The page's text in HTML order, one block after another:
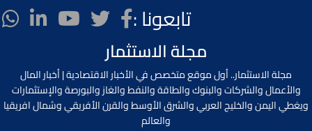
تابعونا :
مجلة الاستثمار
مجلة الاستثمار.. أول موقع متخصص في الأخبار الاقتصادية | أخبار المال
والأعمال والشركات والبنوك والطاقة والنفط والغاز والبورصة والإستثمارات
ويغطي اليمن والخليج العربي والشرق الأوسط والقرن الأفريقي وشمال افريقيا
والعالم